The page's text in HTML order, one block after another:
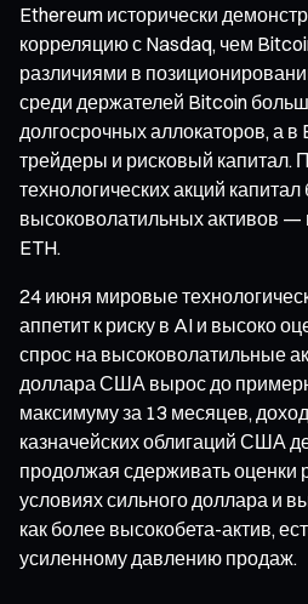
Ethereum исторически
корреляцию с Nasdaq, чем
различиями в
среди держателей Bitcoin
долгосрочных аллокаторов, а
трейдеры и рисковый капитал.
технологических акций
высоковолатильных активов —
ETH.
24 июня мировые
аппетит к риску в AI и высоко
спрос на высоковолатильные
доллара США вырос до
максимуму за 13 месяцев,
казначейских облигаций США
продолжая сдерживать оценки
условиях сильного доллара и
как более высокобета-актив,
усиленному давлению продаж.